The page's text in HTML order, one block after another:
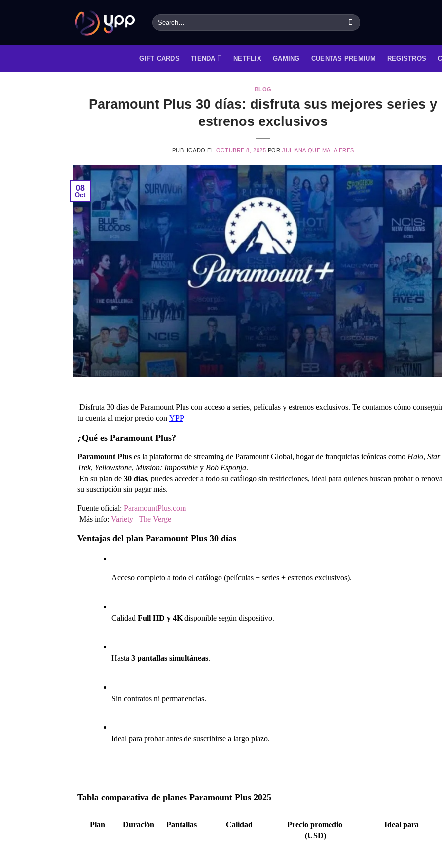
GIFT CARDS TIENDA NETFLIX GAMING CUENTAS PREMIUM REGISTROS
BLOG
Paramount Plus 30 días: disfruta sus mejores series y
estrenos exclusivos
PUBLICADO EL OCTUBRE 8, 2025 PORJULIANA QUE MALA ERES
08
Oct
Disfruta 30 días de Paramount Plus con acceso a series, películas y estrenos exclusivos. Te contamos cómo
tu cuenta al mejor precio con YPP.
¿Qué es Paramount Plus?
Paramount Plus es la plataforma de streaming de Paramount Global, hogar de franquicias icónicas como Halo, Star
Trek, Yellowstone, Mission: Impossible y Bob Esponja.
En su plan de 30 días, puedes acceder a todo su catálogo sin restricciones, ideal para quienes buscan probar o
su suscripción sin pagar más.
Fuente oficial: ParamountPlus.com
Más info: Variety | The Verge
Ventajas del plan Paramount Plus 30 días
Acceso completo a todo el catálogo (películas + series + estrenos exclusivos).
Calidad Full HD y 4K disponible según dispositivo.
Hasta 3 pantallas simultáneas.
Sin contratos ni permanencias.
Ideal para probar antes de suscribirse a largo plazo.
Tabla comparativa de planes Paramount Plus 2025
Plan Duración Pantallas Calidad
Precio promedio
(USD)
Ideal para